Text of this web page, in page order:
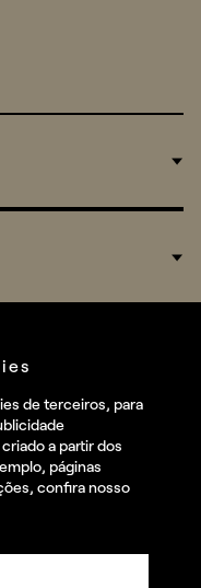
de terceiros, para
a partir dos
páginas
confira nosso